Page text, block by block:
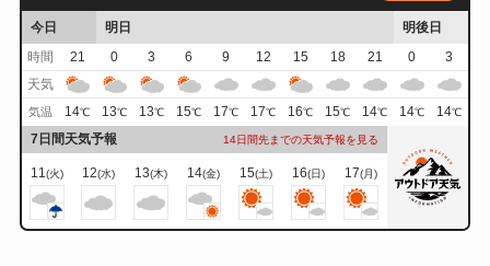
今日 明日
明後日
時間
21 0 3 6 9 12 15 18 21 0
3
天気
気温 14℃ 13℃ 13℃ 15℃ 17℃ 17℃ 16℃ 15℃ 14℃ 14℃ 14℃
7日間天気予報 14日間先までの天気予報を見る
11(火) 12(水) 13(木) 14(金) 15(土) 16(日) 17(月)